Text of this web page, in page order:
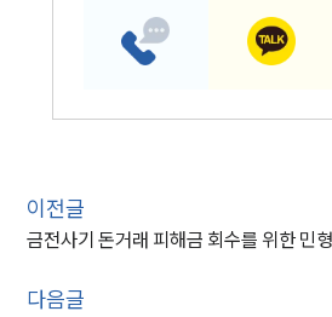
이전글
금전사기 돈거래 피해금 회수를 위한 민
다음글